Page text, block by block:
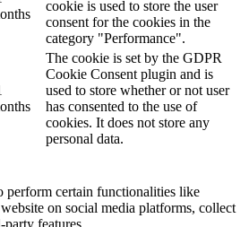
cookie is used to store the user
consent for the cookies in the
category "Performance".
The cookie is set by the GDPR
Cookie Consent plugin and is
used to store whether or not user
has consented to the use of
cookies. It does not store any
personal data.
perform certain functionalities like
on social media platforms, collect
features.